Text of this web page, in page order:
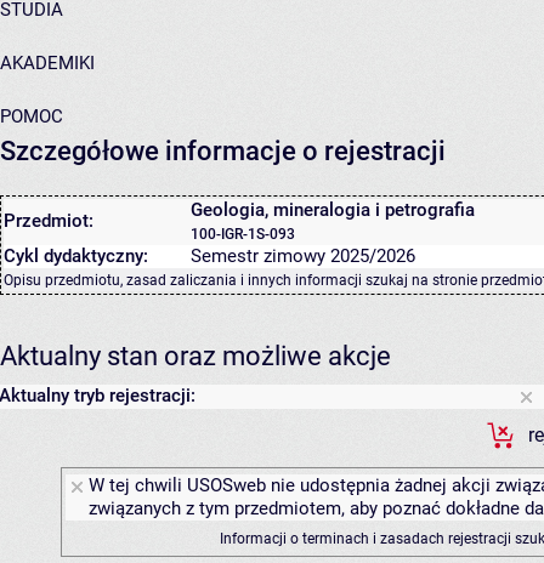
STUDIA
AKADEMIKI
POMOC
Szczegółowe informacje o rejestracji
Przedmiot: Geologia, mineralogia i petrografia
100-IGR-1S-093
Cykl dydaktyczny: Semestr zimowy 2025/2026
Opisu przedmiotu, zasad zaliczania i innych informacji szukaj na stronie
Aktualny stan oraz możliwe akcje
Aktualny tryb rejestracji:
W tej chwili USOSweb nie udostępnia żadnej akcji
związanych z tym przedmiotem, aby poznać dokładne
Informacji o terminach i zasadach rejestracji